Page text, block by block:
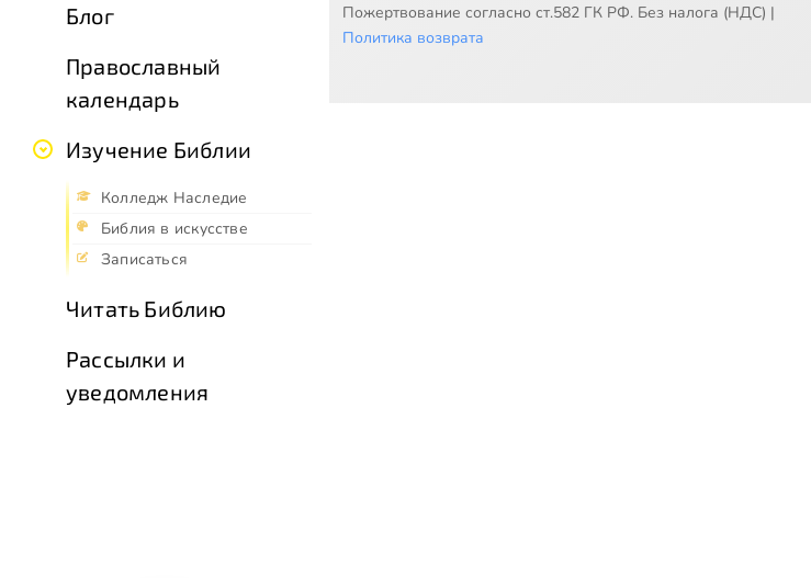
Блог
Православный
календарь
Изучение Библии
Колледж Наследие
Библия в искусстве
Записаться
Читать Библию
Рассылки и
уведомления
Пожертвование согласно ст.582 ГК РФ. Без налога (НДС) |
Политика возврата